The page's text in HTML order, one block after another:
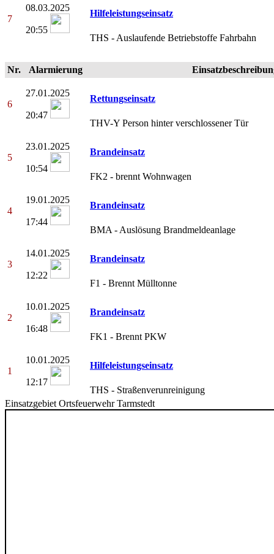
7
08.03.2025
20:55
Hilfeleistungseinsatz
THS - Auslaufende Betriebstoffe Fahrbahn
Nr. Alarmierung
6
27.01.2025
20:47
Rettungseinsatz
THV-Y Person hinter verschlossener Tür
5
23.01.2025
10:54
Brandeinsatz
FK2 - brennt Wohnwagen
4
19.01.2025
17:44
Brandeinsatz
BMA - Auslösung Brandmeldeanlage
3
14.01.2025
12:22
Brandeinsatz
F1 - Brennt Mülltonne
2
10.01.2025
16:48
Brandeinsatz
FK1 - Brennt PKW
1
10.01.2025
12:17
Hilfeleistungseinsatz
THS - Straßenverunreinigung
Einsatzgebiet Ortsfeuerwehr Tarmstedt